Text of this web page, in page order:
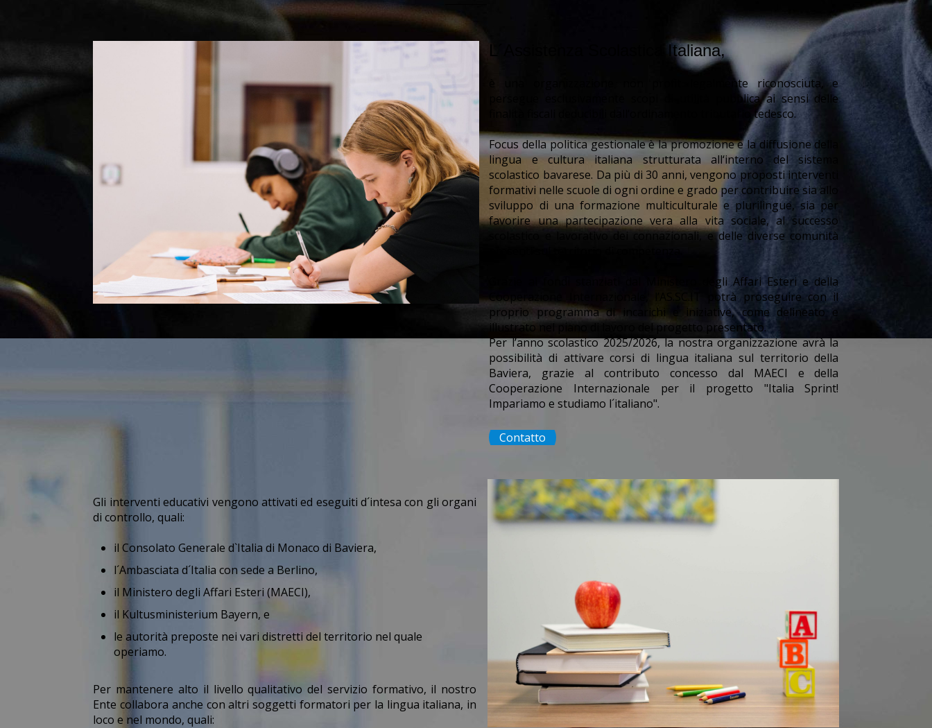
L´Assistenza Scolastica Italiana,
è una organizzazione non profit legalmente riconosciuta, e
persegue esclusivamente scopi di utilità pubblica ai sensi delle
finalità fiscali deducibili dall‘ordinamento tributario tedesco.
Focus della politica gestionale è la promozione e la diffusione della
lingua e cultura italiana strutturata all‘interno del sistema
scolastico bavarese. Da più di 30 anni, vengono proposti interventi
formativi nelle scuole di ogni ordine e grado per contribuire sia allo
sviluppo di una formazione multiculturale e plurilingue, sia per
favorire una partecipazione vera alla vita sociale, al successo
scolastico e lavorativo dei connazionali, e delle diverse comunità
Grazie ai fondi stanziati dal Ministero degli Affari Esteri e della
Cooperazione Internazionale, l’AS.SC.IT potrà proseguire con il
proprio programma di incarichi e iniziative, come delineato e
illustrato nel piano di lavoro del progetto presentato.
Per l’anno scolastico 2025/2026, la nostra organizzazione avrà la
possibilità di attivare corsi di lingua italiana sul territorio della
Baviera, grazie al contributo concesso dal MAECI e della
Cooperazione Internazionale per il progetto "Italia Sprint!
Impariamo e studiamo l´italiano".
Contatto
Gli interventi educativi vengono attivati ed eseguiti d´intesa con gli organi
di controllo, quali:
il Consolato Generale d`Italia di Monaco di Baviera,
l´Ambasciata d´Italia con sede a Berlino,
il Ministero degli Affari Esteri (MAECI),
il Kultusministerium Bayern, e
le autorità preposte nei vari distretti del territorio nel quale
operiamo.
Per mantenere alto il livello qualitativo del servizio formativo, il nostro
Ente collabora anche con altri soggetti formatori per la lingua italiana, in
loco e nel mondo, quali: